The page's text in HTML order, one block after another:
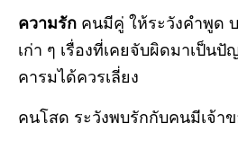
ความรัก คนมีคู่ ให้ระวังคำพูด
เก่า ๆ เรื่องที่เคยจับผิดมาเป็นปั
คารมได้ควรเลี่ยง
คนโสด ระวังพบรักกับคนมีเจ้า